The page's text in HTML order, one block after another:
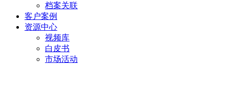
档案关联
客户案例
资源中心
视频库
白皮书
市场活动